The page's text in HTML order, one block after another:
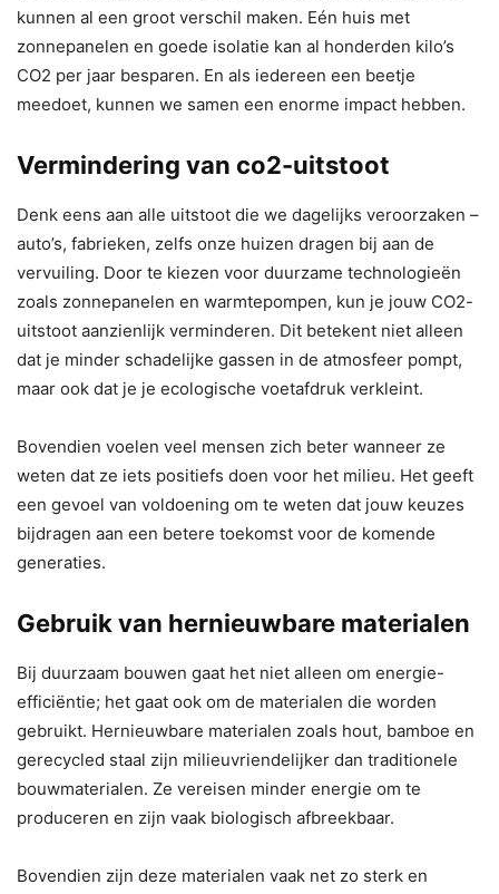
kunnen al een groot verschil maken. Eén huis met
zonnepanelen en goede isolatie kan al honderden kilo’s
CO2 per jaar besparen. En als iedereen een beetje
meedoet, kunnen we samen een enorme impact hebben.
Vermindering van co2-uitstoot
Denk eens aan alle uitstoot die we dagelijks veroorzaken –
auto’s, fabrieken, zelfs onze huizen dragen bij aan de
vervuiling. Door te kiezen voor duurzame technologieën
zoals zonnepanelen en warmtepompen, kun je jouw CO2-
uitstoot aanzienlijk verminderen. Dit betekent niet alleen
dat je minder schadelijke gassen in de atmosfeer pompt,
maar ook dat je je ecologische voetafdruk verkleint.
Bovendien voelen veel mensen zich beter wanneer ze
weten dat ze iets positiefs doen voor het milieu. Het geeft
een gevoel van voldoening om te weten dat jouw keuzes
bijdragen aan een betere toekomst voor de komende
generaties.
Gebruik van hernieuwbare materialen
Bij duurzaam bouwen gaat het niet alleen om energie-
efficiëntie; het gaat ook om de materialen die worden
gebruikt. Hernieuwbare materialen zoals hout, bamboe en
gerecycled staal zijn milieuvriendelijker dan traditionele
bouwmaterialen. Ze vereisen minder energie om te
produceren en zijn vaak biologisch afbreekbaar.
Bovendien zijn deze materialen vaak net zo sterk en